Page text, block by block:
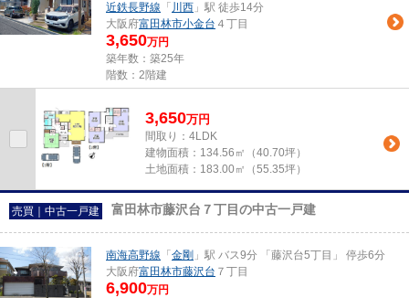
近鉄長野線 「 川西 」駅 徒歩14分
大阪府富田林市小金台 ４丁目
3,650万円
築年数：築25年
階数：2階建
3,650万円
間取り：4LDK
建物面積： 134.56㎡（40.70坪）
土地面積： 183.00㎡（55.35坪）
売買｜中古一戸建 富田林市藤沢台７丁目の中古一戸建
南海高野線 「 金剛 」駅 バス9分 「藤沢台5丁目」 停歩6分
大阪府富田林市藤沢台 ７丁目
6,900万円